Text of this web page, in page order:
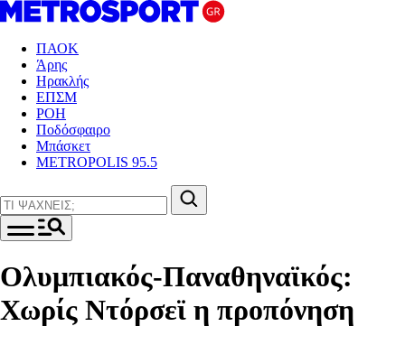
ΠΑΟΚ
Άρης
Ηρακλής
ΕΠΣΜ
ΡΟΗ
Ποδόσφαιρο
Μπάσκετ
METROPOLIS 95.5
Ολυμπιακός-Παναθηναϊκός:
Χωρίς Ντόρσεϊ η προπόνηση